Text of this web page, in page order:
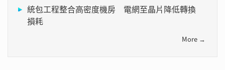
統包工程整合高密度機房 電網至晶片降低轉換
損耗
More →